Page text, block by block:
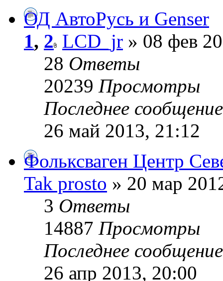
ОД АвтоРусь и Genser
1, 2 LCD_jr » 08 фев
28 Ответы
20239 Просмотры
Последнее
26 май 2013, 21:12
Фольксваген Центр
Tak prosto » 20 мар
3 Ответы
14887 Просмотры
Последнее
26 апр 2013, 20:00